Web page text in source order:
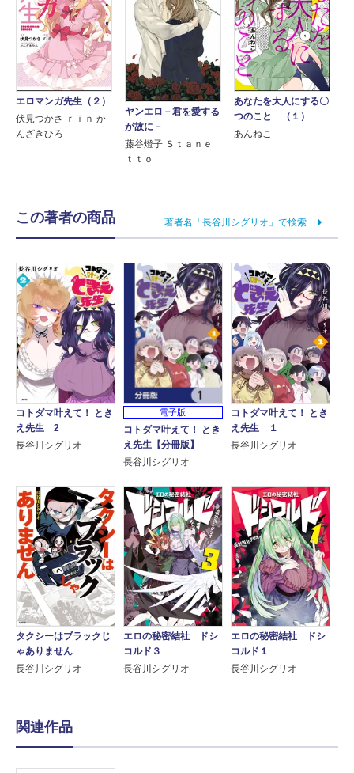
エロマンガ先生（２）
伏見つかさ ｒｉｎ か
んざきひろ
ヤンエロ－君を愛する
が故に－
藤谷燈子 Ｓｔａｎｅ
ｔｔｏ
あなたを大人にする〇
つのこと （１）
あんねこ
この著者の商品 著者名「長谷川シグリオ」で検索
コトダマ叶えて！ とき
え先生 2
長谷川シグリオ
電子版
コトダマ叶えて！ とき
え先生【分冊版】
長谷川シグリオ
コトダマ叶えて！ とき
え先生 １
長谷川シグリオ
タクシーはブラックじ
ゃありません
長谷川シグリオ
エロの秘密結社 ドシ
コルド３
長谷川シグリオ
エロの秘密結社 ドシ
コルド１
長谷川シグリオ
関連作品